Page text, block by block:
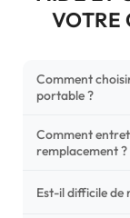
VOTRE
Comment
portable ?
Pour ne pas
votre clavier
photos HD) et
Comment
remplacement ?
Un entretien
Est-il difficile de